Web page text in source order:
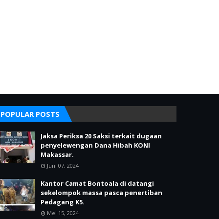
POPULAR POSTS
Jaksa Periksa 20 Saksi terkait dugaan
penyelewengan Dana Hibah KONI
Makassar.
Juni 07, 2024
Kantor Camat Bontoala di datangi
sekelompok massa pasca penertiban
Pedagang K5.
Mei 15, 2024